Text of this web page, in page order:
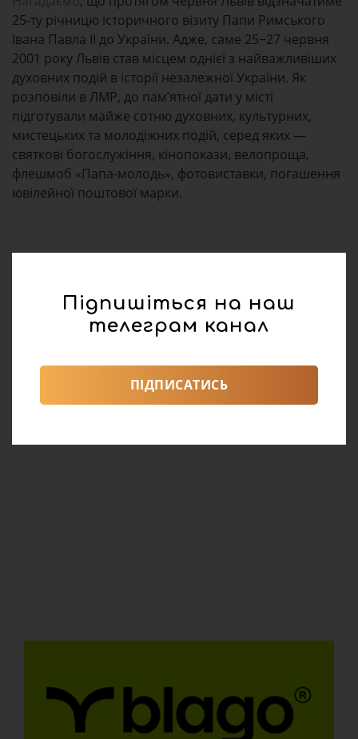
25-ту річницю історичного візиту Папи Римського
Івана Павла ІІ до України. Адже, саме 25−27 червня
2001 року Львів став місцем однієї з найважливіших
духовних подій в історії незалежної України. Як
розповіли в ЛМР, до пам’ятної дати у місті
підготували майже сотню духовних, культурних,
мистецьких та молодіжних подій, серед яких —
святкові богослужіння, кінопокази, велопроща,
флешмоб «Папа-молодь», фотовиставки, погашення
ювілейної поштової марки.
Підпишіться на наш
телеграм канал
ПІДПИСАТИСЬ